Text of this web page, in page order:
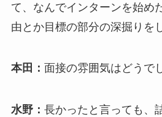
て、なんでインターンを始め
由とか目標の部分の深掘りを
本田： 面接の雰囲気はどうで
水野： 長かったと言っても、